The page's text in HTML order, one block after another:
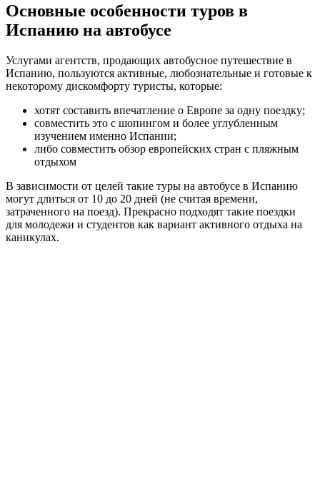
Основные особенности туров в
Испанию на автобусе
Услугами агентств, продающих автобусное путешествие в
Испанию, пользуются активные, любознательные и готовые к
некоторому дискомфорту туристы, которые:
хотят составить впечатление о Европе за одну поездку;
совместить это с шопингом и более углубленным
изучением именно Испании;
либо совместить обзор европейских стран с пляжным
отдыхом
В зависимости от целей такие туры на автобусе в Испанию
могут длиться от 10 до 20 дней (не считая времени,
затраченного на поезд). Прекрасно подходят такие поездки
для молодежи и студентов как вариант активного отдыха на
каникулах.